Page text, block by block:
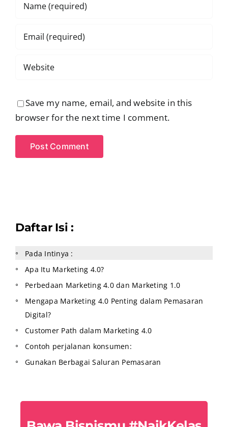
Save my name, email, and website in this
browser for the next time I comment.
Daftar Isi :
Pada Intinya :
Apa Itu Marketing 4.0?
Perbedaan Marketing 4.0 dan Marketing 1.0
Mengapa Marketing 4.0 Penting dalam Pemasaran
Digital?
Customer Path dalam Marketing 4.0
Contoh perjalanan konsumen:
Gunakan Berbagai Saluran Pemasaran